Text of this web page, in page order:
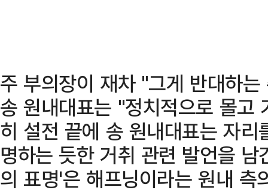
주 부의장이 재차 "그게 반대하
송 원내대표는 "정치적으로 몰고
히 설전 끝에 송 원내대표는 자
명하는 듯한 거취 관련 발언을
의 표명'은 해프닝이라는 원내 측